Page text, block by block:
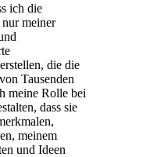
ich die
meiner
die die
Tausenden
meine Rolle bei
dass sie
meinem
und Ideen